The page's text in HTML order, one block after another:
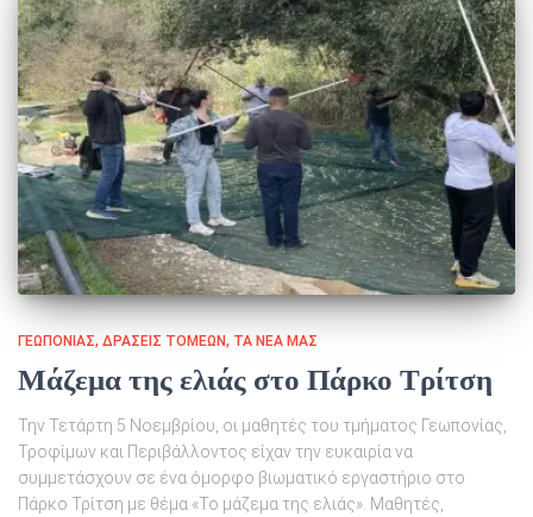
ΓΕΩΠΟΝΊΑΣ ΔΡΆΣΕΙΣ ΤΟΜΈΩΝ ΤΑ ΝΈΑ ΜΑΣ
Μάζεμα της ελιάς στο Πάρκο Τρίτση
Την Τετάρτη 5 Νοεμβρίου, οι μαθητές του τμήματος Γεωπονίας,
Τροφίμων και Περιβάλλοντος είχαν την ευκαιρία να
συμμετάσχουν σε ένα όμορφο βιωματικό εργαστήριο στο
Πάρκο Τρίτση με θέμα «Το μάζεμα της ελιάς». Μαθητές,